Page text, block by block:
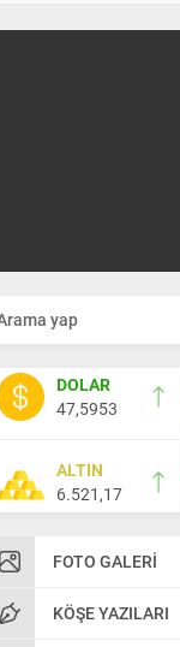
DOLAR
47,5953
ALTIN
6.521,17
FOTO GALERI
KÖŞE YAZILARI